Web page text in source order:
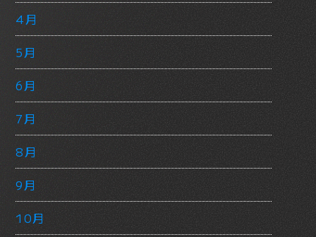
4月
5月
6月
7月
8月
9月
10月